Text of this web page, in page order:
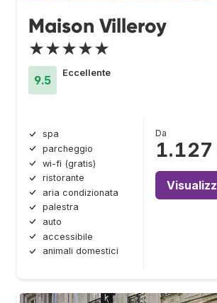
Maison Villeroy
★★★★★
9.5
Eccellente
spa
parcheggio
wi-fi (gratis)
ristorante
aria condizionata
palestra
auto
accessibile
animali domestici
Da
1.127